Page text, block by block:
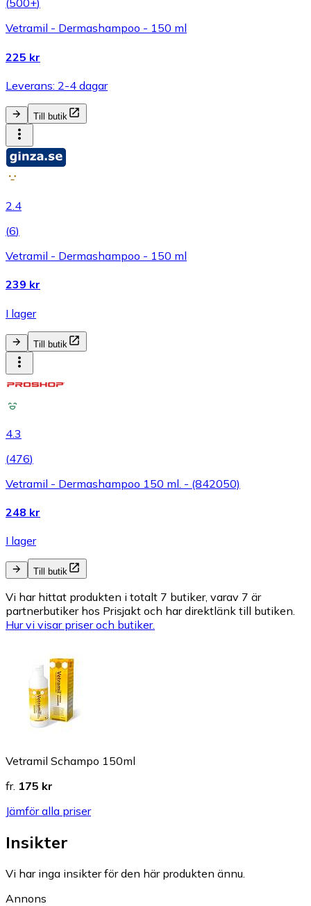
(500+)
Vetramil - Dermashampoo - 150 ml
225 kr
Leverans: 2-4 dagar
Till butik
2.4
(6)
Vetramil - Dermashampoo - 150 ml
239 kr
I lager
Till butik
4.3
(476)
Vetramil - Dermashampoo 150 ml. - (842050)
248 kr
I lager
Till butik
Vi har hittat produkten i totalt 7 butiker, varav 7 är
partnerbutiker hos Prisjakt och har direktlänk till butiken.
Hur vi visar priser och butiker.
Vetramil Schampo 150ml
fr. 175 kr
Jämför alla priser
Insikter
Vi har inga insikter för den här produkten ännu.
Annons